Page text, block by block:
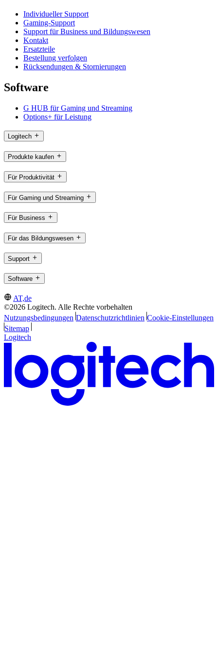
Individueller Support
Gaming-Support
Support für Business und Bildungswesen
Kontakt
Ersatzteile
Bestellung verfolgen
Rücksendungen & Stornierungen
Software
G HUB für Gaming und Streaming
Options+ für Leistung
Logitech
Produkte kaufen
Für Produktivität
Für Gaming und Streaming
Für Business
Für das Bildungswesen
Support
Software
AT,de
©2026 Logitech. Alle Rechte vorbehalten
Nutzungsbedingungen Datenschutzrichtlinien Cookie-Einstellungen
Sitemap
Logitech